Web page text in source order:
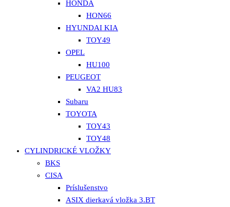
HONDA
HON66
HYUNDAI KIA
TOY49
OPEL
HU100
PEUGEOT
VA2 HU83
Subaru
TOYOTA
TOY43
TOY48
CYLINDRICKÉ VLOŽKY
BKS
CISA
Príslušenstvo
ASIX dierkavá vložka 3.BT